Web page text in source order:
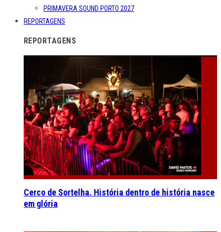
PRIMAVERA SOUND PORTO 2027
REPORTAGENS
REPORTAGENS
Cerco de Sortelha. História dentro de história nasce
em glória